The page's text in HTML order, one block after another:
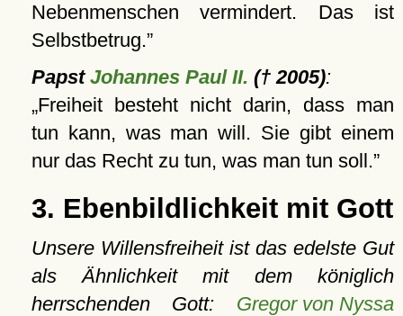
Nebenmenschen vermindert. Das ist
Selbstbetrug.
Papst Johannes Paul II. († 2005):
Freiheit besteht nicht darin, dass man
tun kann, was man will. Sie gibt einem
nur das Recht zu tun, was man tun soll.
3. Ebenbildlichkeit mit Gott
Unsere Willensfreiheit ist das edelste Gut
als Ähnlichkeit mit dem königlich
herrschenden Gott: Gregor von Nyssa